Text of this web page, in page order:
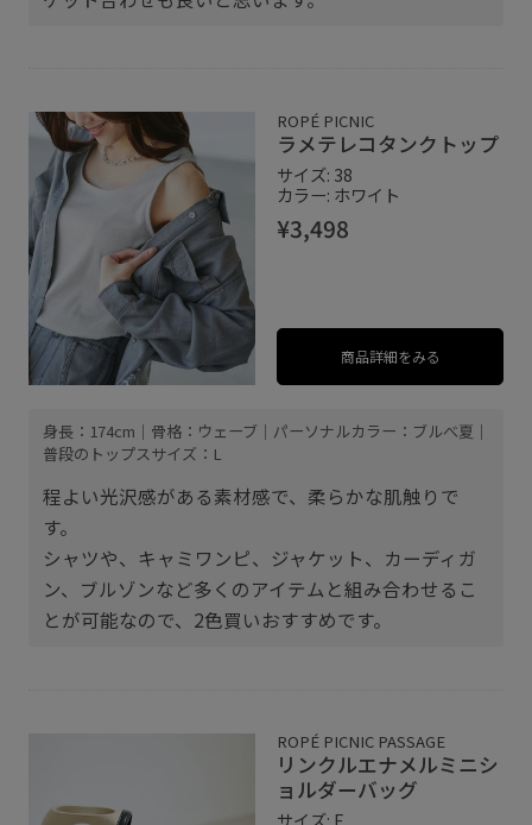
ROPÉ PICNIC
ラメテレコタンクトップ
サイズ: 38
カラー: ホワイト
¥3,498
商品詳細をみる
身長：174cm｜骨格：ウェーブ｜パーソナルカラー：ブルべ夏｜
普段のトップスサイズ：L
程よい光沢感がある素材感で、柔らかな肌触りで
す。
シャツや、キャミワンピ、ジャケット、カーディガ
ン、ブルゾンなど多くのアイテムと組み合わせるこ
とが可能なので、2色買いおすすめです。
ROPÉ PICNIC PASSAGE
リンクルエナメルミニシ
ョルダーバッグ